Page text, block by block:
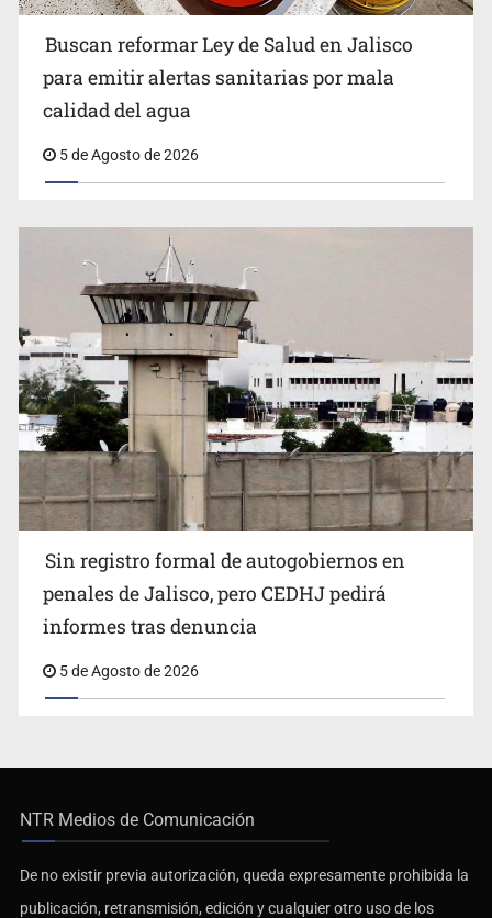
Estados Unidos eleva recompensas contra líderes del
Buscan reformar Ley de Salud en Jalisco
para emitir alertas sanitarias por mala
calidad del agua
5 de Agosto de 2026
Sin registro formal de autogobiernos en
penales de Jalisco, pero CEDHJ pedirá
informes tras denuncia
5 de Agosto de 2026
NTR Medios de Comunicación
De no existir previa autorización, queda expresamente prohibida la
publicación, retransmisión, edición y cualquier otro uso de los